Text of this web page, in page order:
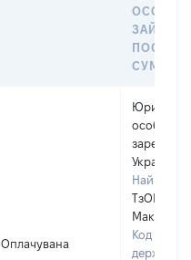
ОСОБА
ПОСАДУ
Оплачувана
Юридична
особа,
Україні
ТзОВ
Макоша"
Код в